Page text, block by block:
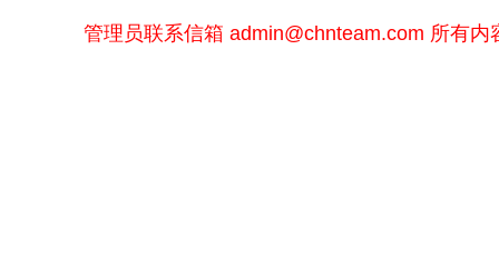
管理员联系信箱 admin@chnteam.com 所有内